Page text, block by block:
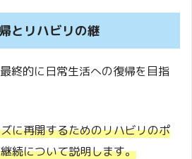
とリハビリの継
終的に日常生活への復帰を目指
に再開するためのリハビリのポ
続について説明します。